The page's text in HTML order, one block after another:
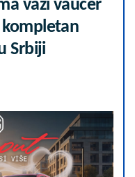
važi vaučer
Srbiji